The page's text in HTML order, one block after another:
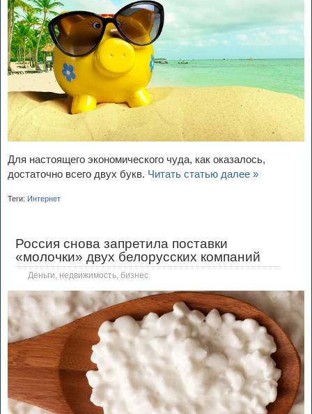
Для настоящего экономического чуда, как оказалось,
достаточно всего двух букв. Читать статью далее »
Теги: Интернет
Россия снова запретила поставки
«молочки» двух белорусских компаний
Деньги, недвижимость, бизнес